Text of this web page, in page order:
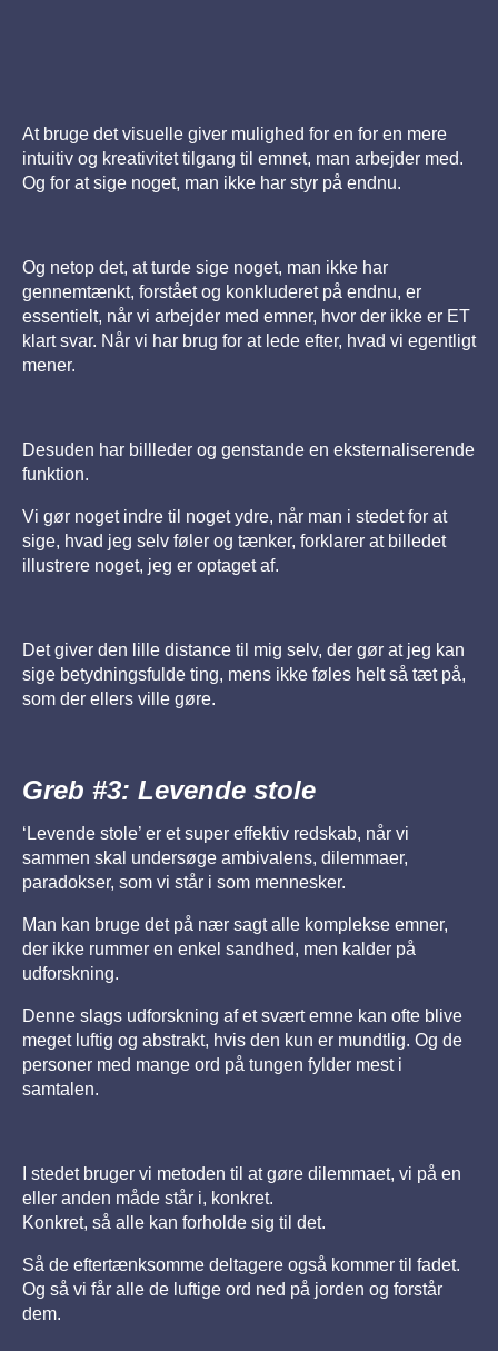
At bruge det visuelle giver mulighed for en for en mere
intuitiv og kreativitet tilgang til emnet, man arbejder med.
Og for at sige noget, man ikke har styr på endnu.
Og netop det, at turde sige noget, man ikke har
gennemtænkt, forstået og konkluderet på endnu, er
essentielt, når vi arbejder med emner, hvor der ikke er ET
klart svar. Når vi har brug for at lede efter, hvad vi egentligt
mener.
Desuden har billleder og genstande en eksternaliserende
funktion.
Vi gør noget indre til noget ydre, når man i stedet for at
sige, hvad jeg selv føler og tænker, forklarer at billedet
illustrere noget, jeg er optaget af.
Det giver den lille distance til mig selv, der gør at jeg kan
sige betydningsfulde ting, mens ikke føles helt så tæt på,
som der ellers ville gøre.
Greb #3: Levende stole
‘Levende stole’ er et super effektiv redskab, når vi
sammen skal undersøge ambivalens, dilemmaer,
paradokser, som vi står i som mennesker.
Man kan bruge det på nær sagt alle komplekse emner,
der ikke rummer en enkel sandhed, men kalder på
udforskning.
Denne slags udforskning af et svært emne kan ofte blive
meget luftig og abstrakt, hvis den kun er mundtlig. Og de
personer med mange ord på tungen fylder mest i
samtalen.
I stedet bruger vi metoden til at gøre dilemmaet, vi på en
eller anden måde står i, konkret.
Konkret, så alle kan forholde sig til det.
Så de eftertænksomme deltagere også kommer til fadet.
Og så vi får alle de luftige ord ned på jorden og forstår
dem.